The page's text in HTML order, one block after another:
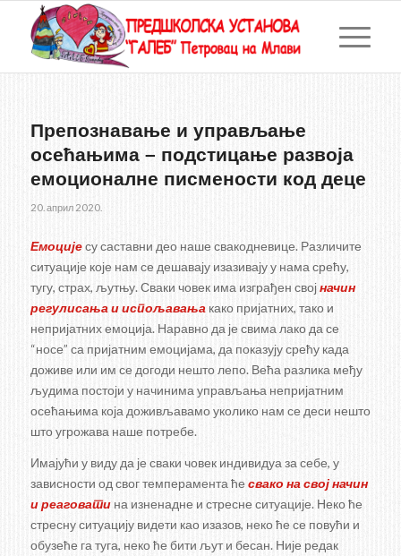
Препознавање и управљање
осећањима – подстицање развоја
емоционалне писмености код деце
20. април 2020.
Емоцијесу саставни део наше свакодневице. Различите
ситуације које нам се дешавају изазивају у нама срећу,
тугу, страх, љутњу. Сваки човек има изграђен својначин
регулисања и испољавања како пријатних, тако и
непријатних емоција. Наравно да је свима лако да се
“носе” са пријатним емоцијама, да показују срећу када
доживе или им се догоди нешто лепо. Већа разлика међу
људима постоји у начинима управљања непријатним
осећањима која доживљавамо уколико нам се деси нешто
што угрожава наше потребе.
Имајући у виду да је сваки човек индивидуа за себе, у
зависности од свог темперамента ћесвако на свој начин
и реаговатина изненадне и стресне ситуације. Неко ће
стресну ситуацију видети као изазов, неко ће се повући и
обузеће га туга, неко ће бити љут и бесан. Није редак